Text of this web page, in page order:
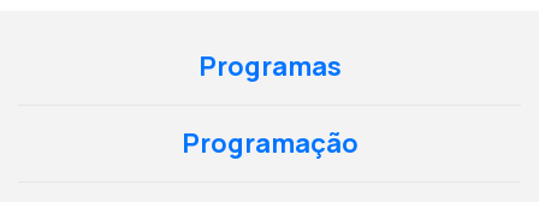
Programas
Programação